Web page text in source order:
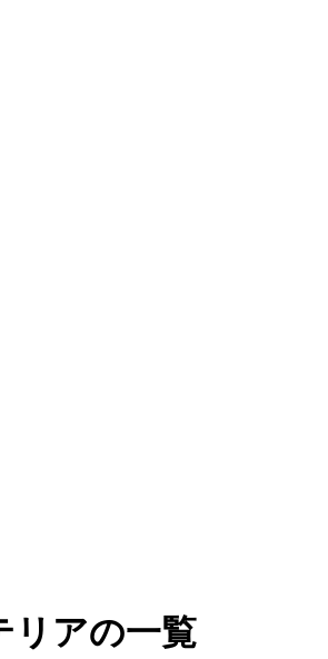
リアの一覧